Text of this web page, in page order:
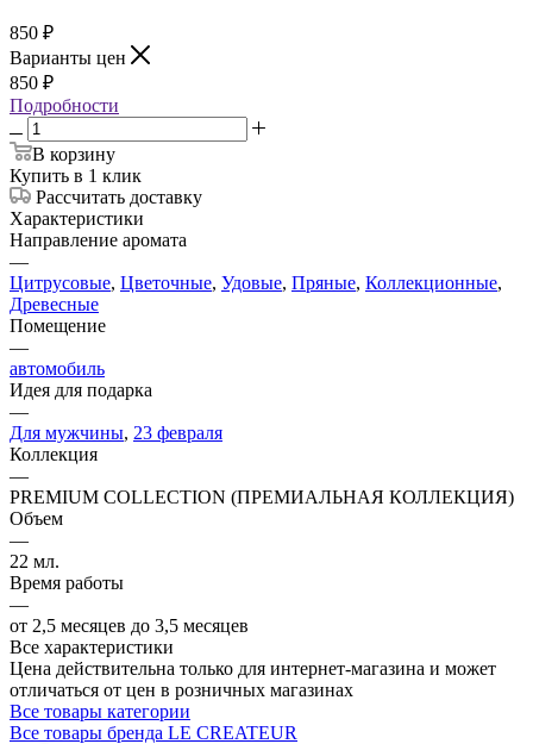
850 ₽
Варианты цен
850 ₽
Подробности
В корзину
Купить в 1 клик
Рассчитать доставку
Характеристики
Направление аромата
—
Цитрусовые, Цветочные, Удовые, Пряные, Коллекционные,
Древесные
Помещение
—
автомобиль
Идея для подарка
—
Для мужчины, 23 февраля
Коллекция
—
PREMIUM COLLECTION (ПРЕМИАЛЬНАЯ КОЛЛЕКЦИЯ)
Объем
—
22 мл.
Время работы
—
от 2,5 месяцев до 3,5 месяцев
Все характеристики
Цена действительна только для интернет-магазина и может
отличаться от цен в розничных магазинах
Все товары категории
Все товары бренда LE CREATEUR